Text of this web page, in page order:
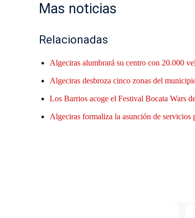
Mas noticias
Relacionadas
Algeciras alumbrará su centro con 20.000
Algeciras desbroza cinco zonas del
Los Barrios acoge el Festival Bocata Wars
Algeciras formaliza la asunción de servicios